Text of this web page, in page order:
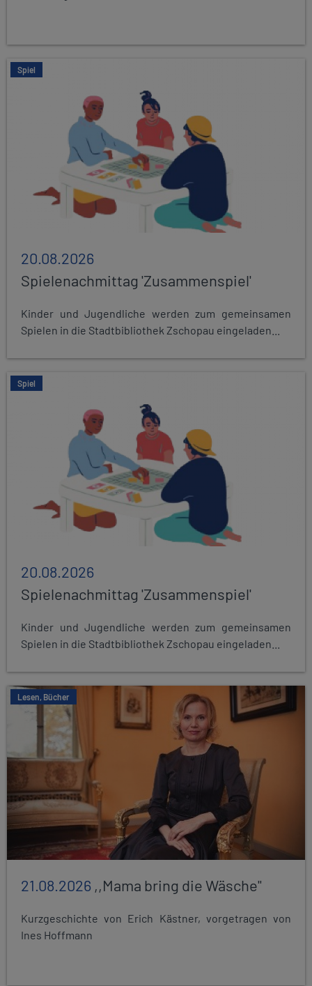
Spiel
20.08.2026
Spielenachmittag 'Zusammenspiel'
Kinder und Jugendliche werden zum gemeinsamen
Spielen in die Stadtbibliothek Zschopau eingeladen...
Spiel
20.08.2026
Spielenachmittag 'Zusammenspiel'
Kinder und Jugendliche werden zum gemeinsamen
Spielen in die Stadtbibliothek Zschopau eingeladen...
Lesen, Bücher
21.08.2026 ,,Mama bring die Wäsche"
Kurzgeschichte von Erich Kästner, vorgetragen von
Ines Hoffmann